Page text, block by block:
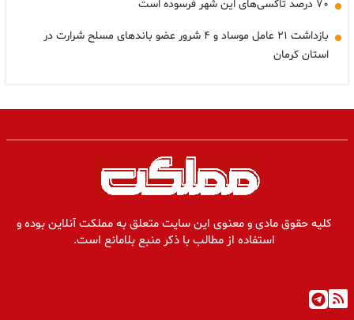
۷۰ درصد تاکسی‌های این شهر فرسوده است
بازداشت ۲۱ عامل موساد و ۴ شرور عضو باندهای مسلح شرارت در
استان کرمان
کلیه حقوق مادی و معنوی این سایت متعلق به مملکت آنلاین بوده و
استفاده از مطالب با ذکر منبع بلامانع است.